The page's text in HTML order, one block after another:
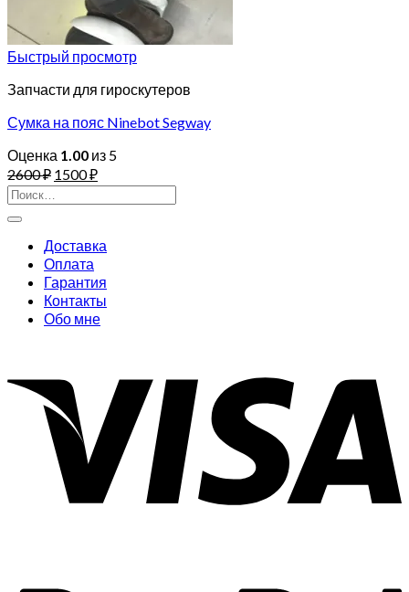
Быстрый просмотр
Запчасти для гироскутеров
Сумка на пояс Ninebot Segway
Оценка 1.00 из 5
2600₽ 1500₽
Искать:
Доставка
Оплата
Гарантия
Контакты
Обо мне